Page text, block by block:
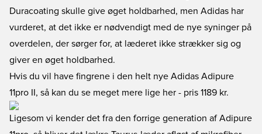
Duracoating skulle give øget holdbarhed, men Adidas har
vurderet, at det ikke er nødvendigt med de nye syninger på
overdelen, der sørger for, at læderet ikke strækker sig og
giver en øget holdbarhed.
Hvis du vil have fingrene i den helt nye Adidas Adipure
11pro II, så kan du se meget mere lige her - pris 1189 kr.
Ligesom vi kender det fra den forrige generation af Adipure